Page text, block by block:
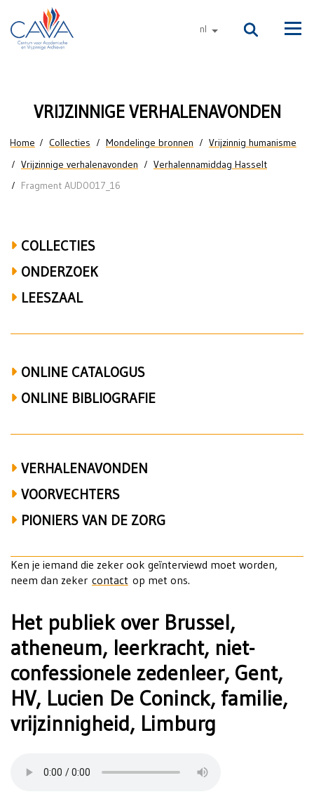
Naar de inhoud
nl andere talen
Het
publiek
over
Brussel,
leerkracht,
niet-
confessionele
HV,
Lucien
De
Coninck,
familie,
vrijzinnigheid,
VRIJZINNIGE VERHALENAVONDEN
U bent hier
Home Collecties Mondelinge bronnen
Vrijzinnig humanisme
Vrijzinnige verhalenavonden
Verhalennamiddag Hasselt
Fragment AUD0017_16
COLLECTIES
ONDERZOEK
LEESZAAL
ONLINE CATALOGUS
ONLINE BIBLIOGRAFIE
VERHALENAVONDEN
VOORVECHTERS
PIONIERS VAN DE ZORG
Ken je iemand die zeker ook geïnterviewd moet worden,
neem dan zeker contact op met ons.
Het publiek over Brussel,
atheneum, leerkracht, niet-
confessionele zedenleer, Gent,
HV, Lucien De Coninck, familie,
vrijzinnigheid, Limburg